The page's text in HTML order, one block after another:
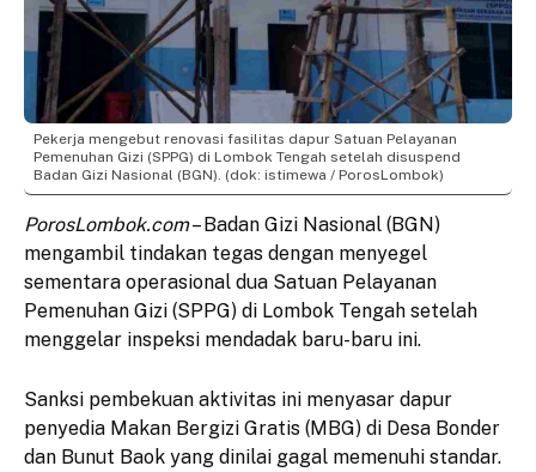
Pekerja mengebut renovasi fasilitas dapur Satuan Pelayanan
Pemenuhan Gizi (SPPG) di Lombok Tengah setelah disuspend
Badan Gizi Nasional (BGN). (dok: istimewa / PorosLombok)
PorosLombok.com– Badan Gizi Nasional (BGN)
mengambil tindakan tegas dengan menyegel
sementara operasional dua Satuan Pelayanan
Pemenuhan Gizi (SPPG) di Lombok Tengah setelah
menggelar inspeksi mendadak baru-baru ini.
​Sanksi pembekuan aktivitas ini menyasar dapur
penyedia Makan Bergizi Gratis (MBG) di Desa Bonder
dan Bunut Baok yang dinilai gagal memenuhi standar.